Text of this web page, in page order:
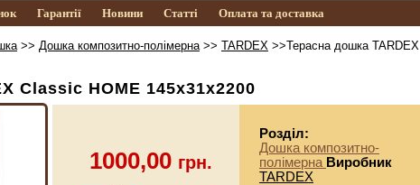
Гарантії Новини Статті Оплата та доставка
>> Дошка композитно-полімерна>> TARDEX >>Терасна дошка TARDEX
Classic HOME 145х31х2200
1000,00 грн.
Розділ:
Дошка композитно-
полімерна Виробник
TARDEX